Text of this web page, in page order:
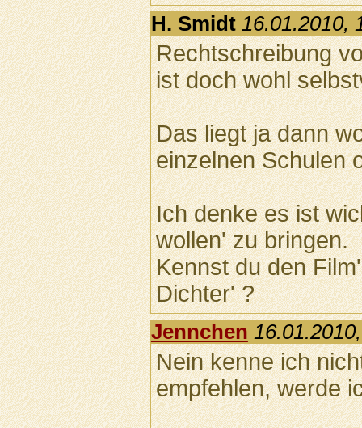
H. Smidt 16.01.2010,
Rechtschreibung
ist doch wohl
Das liegt ja dann
einzelnen Schulen
Ich denke es ist
wollen' zu bringen.
Kennst du den
Dichter' ?
Jennchen
Nein kenne ich
empfehlen, werde